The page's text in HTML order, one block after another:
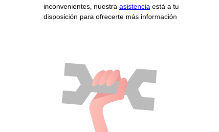
inconvenientes, nuestra asistencia está a tu
disposición para ofrecerte más información